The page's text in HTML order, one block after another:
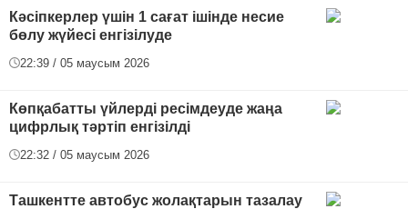
Кәсіпкерлер үшін 1 сағат ішінде несие
бөлу жүйесі енгізілуде
22:39 / 05 маусым 2026
Көпқабатты үйлерді ресімдеуде жаңа
цифрлық тәртіп енгізілді
22:32 / 05 маусым 2026
Ташкентте автобус жолақтарын тазалау